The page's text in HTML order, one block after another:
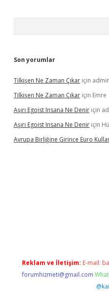
Son yorumlar
Tilkişen Ne Zaman Çıkar için admin
Tilkişen Ne Zaman Çıkar için Emre
Aşırı Egoist Insana Ne Denir için
Aşırı Egoist Insana Ne Denir için
Avrupa Birliğine Girince Euro
Reklam ve İletişim: E-mail:
forumhizmeti@gmail.com